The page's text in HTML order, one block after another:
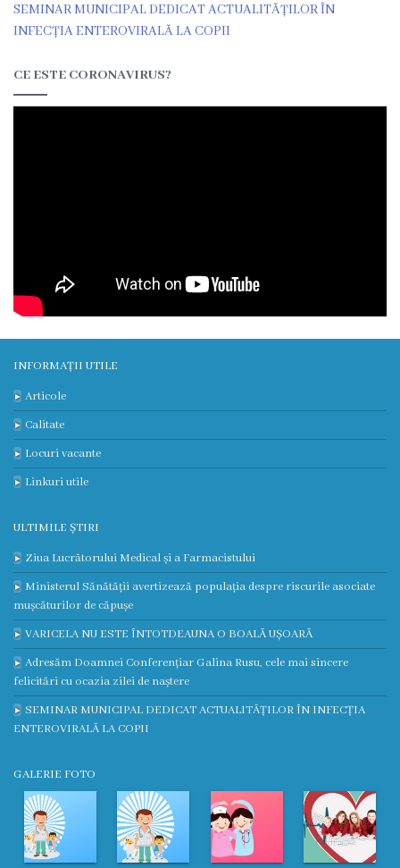
Clinica
Prezentare
Părinților
Media
Apariții
în
presă
Galerie
Video
Contacte
SEMINAR MUNICIPAL DEDICAT ACTUALITĂȚILOR ÎN
INFECȚIA ENTEROVIRALĂ LA COPII
CE ESTE CORONAVIRUS?
INFORMAȚII UTILE
Articole
Calitate
Locuri vacante
Linkuri utile
ULTIMILE ȘTIRI
Ziua Lucrătorului Medical și a Farmacistului
Ministerul Sănătății avertizează populația despre riscurile asociate
mușcăturilor de căpușe
VARICELA NU ESTE ÎNTOTDEAUNA O BOALĂ UȘOARĂ
Adresăm Doamnei Conferențiar Galina Rusu, cele mai sincere
felicitări cu ocazia zilei de naștere
SEMINAR MUNICIPAL DEDICAT ACTUALITĂȚILOR ÎN INFECȚIA
ENTEROVIRALĂ LA COPII
GALERIE FOTO